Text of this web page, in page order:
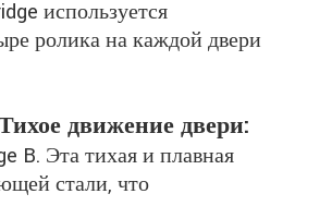
используется
ролика на каждой двери
движение двери:
B. Эта тихая и плавная
стали, что